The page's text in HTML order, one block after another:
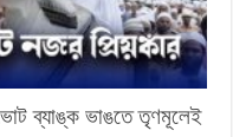
ব্যাঙ্ক ভাঙতে তৃণমূলেই